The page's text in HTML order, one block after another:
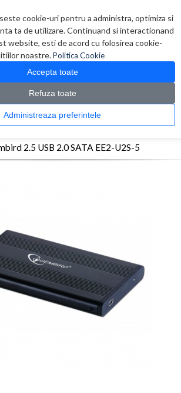
cookie-uri pentru a administra, optimiza si
ta de utilizare. Continuand si interactionand
website, esti de acord cu folosirea cookie-
noastre.Politica Cookie
Accepta toate
Refuza toate
Administreaza preferintele
0 produs(e)
> Rack-Enclosure HDD > HDD enclosure Gembird 2.5 USB
2.5 USB 2.0 SATA EE2-U2S-5